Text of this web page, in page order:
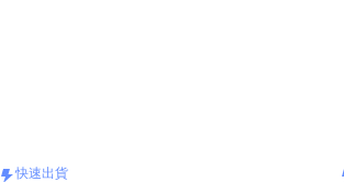
快速出貨